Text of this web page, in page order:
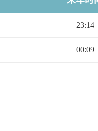
23:14
00:09